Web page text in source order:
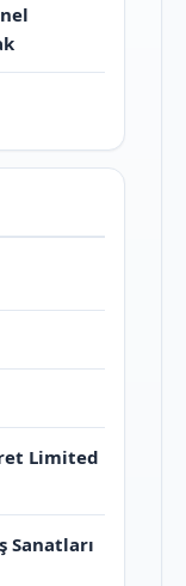
Limited
Sanatları